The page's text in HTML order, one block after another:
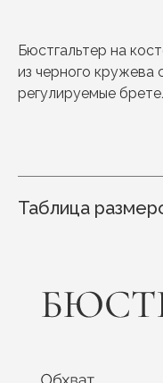
Бюстгальтер на
из черного кружева
регулируемые
Таблица